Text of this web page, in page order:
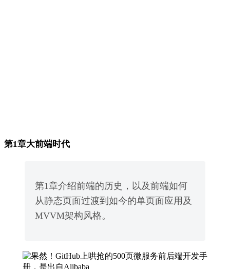
第1章大前端时代
第1章介绍前端的历史，以及前端如何
从静态页面过渡到如今的单页面应用及
MVVM架构风格。